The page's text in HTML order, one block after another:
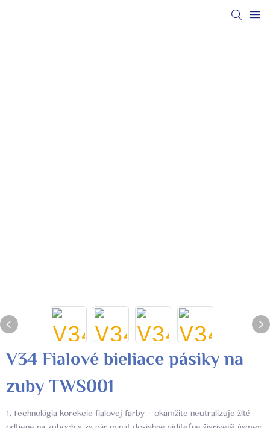
V34 Fialové bieliace pásiky na
zuby TWS001
1. Technológia korekcie fialovej farby – okamžite neutralizuje žlté